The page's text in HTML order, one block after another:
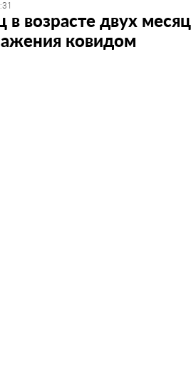
возрасте двух
ковидом